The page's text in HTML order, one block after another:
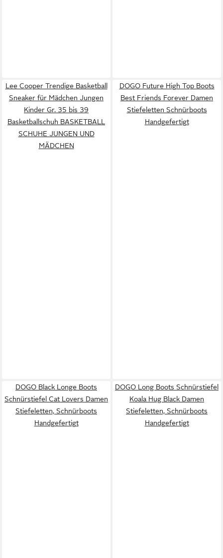
Lee Cooper Trendige Basketball
Sneaker für Mädchen Jungen
Kinder Gr. 35 bis 39
Basketballschuh BASKETBALL
SCHUHE JUNGEN UND
MÄDCHEN
DOGO Future High Top Boots
Best Friends Forever Damen
Stiefeletten Schnürboots
Handgefertigt
DOGO Black Longe Boots
Schnürstiefel Cat Lovers Damen
Stiefeletten, Schnürboots
Handgefertigt
DOGO Long Boots Schnürstiefel
Koala Hug Black Damen
Stiefeletten, Schnürboots
Handgefertigt